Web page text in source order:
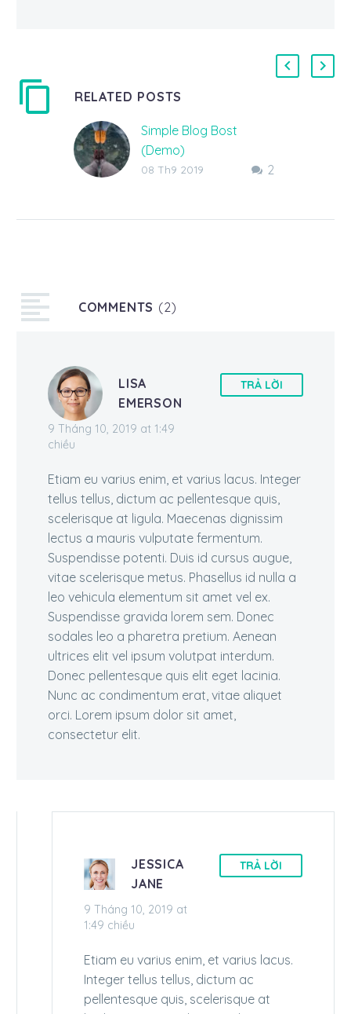
RELATED POSTS
Simple Blog Bost
(Demo)
Lorem ipsum dolor sit 2
08 Th9 2019
COMMENTS (2)
LISA
EMERSON
9 Tháng 10, 2019 at 1:49
chiều
TRẢ LỜI
Etiam eu varius enim, et varius lacus. Integer
tellus tellus, dictum ac pellentesque quis,
scelerisque at ligula. Maecenas dignissim
lectus a mauris vulputate fermentum.
Suspendisse potenti. Duis id cursus augue,
vitae scelerisque metus. Phasellus id nulla a
leo vehicula elementum sit amet vel ex.
Suspendisse gravida lorem sem. Donec
sodales leo a pharetra pretium. Aenean
ultrices elit vel ipsum volutpat interdum.
Donec pellentesque quis elit eget lacinia.
Nunc ac condimentum erat, vitae aliquet
orci. Lorem ipsum dolor sit amet,
consectetur elit.
JESSICA
JANE
9 Tháng 10, 2019 at
1:49 chiều
TRẢ LỜI
Etiam eu varius enim, et varius lacus.
Integer tellus tellus, dictum ac
pellentesque quis, scelerisque at